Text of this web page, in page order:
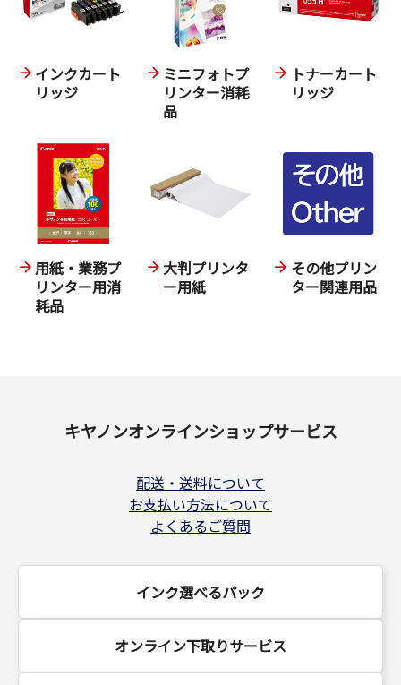
インクカート
リッジ
ミニフォトプ
リンター消耗
品
トナーカート
リッジ
用紙・業務プ
リンター用消
耗品
大判プリンタ
ー用紙
その他プリン
ター関連用品
キヤノンオンラインショップサービス
配送・送料について
お支払い方法について
よくあるご質問
インク選べるパック
オンライン下取りサービス